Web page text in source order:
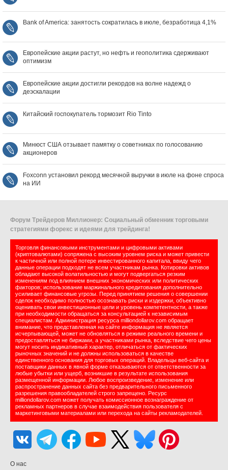
Bank of America: занятость сократилась в июле, безработица 4,1%
Европейские акции растут, но нефть и геополитика сдерживают
оптимизм
Европейские акции достигли рекордов на волне надежд о
деэскалации
Китайский госпокупатель тормозит Rio Tinto
Минюст США отзывает памятку о советниках по голосованию
акционеров
Foxconn установил рекорд месячной выручки в июле на фоне спроса
на ИИ
Форум Трейдеров Миллионер: Социальный обменник торговыми
стратегиями форекс и идеями для трейдинга!
Торговля финансовыми инструментами и цифровыми активами
(криптовалютами) сопряжена с высоким уровнем риска и может привести
к частичной или полной потере инвестированного капитала, ввиду чего
данные операции подходят не всем участникам рынка. Котировки активов
обладают высокой волатильностью и могут подвергаться резким
изменениям под влиянием внешних экономических или политических
факторов; использование маржинального кредитования дополнительно
усиливает финансовые угрозы. Перед принятием решения о совершении
сделок необходимо полностью осознавать риски и издержки, объективно
оценивать свои инвестиционные цели и уровень компетентности, а также
при необходимости обращаться за консультацией к независимым
специалистам. Администрация ресурса milliondollarov.com обращает
внимание, что представленная на сайте информация не является
исчерпывающей, может не обновляться в режиме реального времени и
предоставляться не биржами, а участниками рынка, вследствие чего цены
могут носить индикативный характер, отличаться от фактических
рыночных значений и не должны использоваться в качестве
единственного основания для торговых операций. Владельцы веб-сайта и
поставщики данных в явной форме отказываются от ответственности за
любые убытки или ущерб, возникшие в результате использования
размещенной информации. Любое воспроизведение, изменение или
распространение данных сайта без предварительного письменного
разрешения правообладателей строго запрещено. Ресурс
milliondollarov.com может получать комиссионное вознаграждение от
рекламных партнеров в случае взаимодействия пользователя с
маркетинговыми материалами или перехода на сайты рекламодателей.
О нас